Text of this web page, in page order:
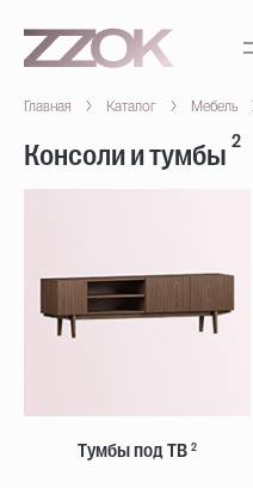
Главная Каталог Мебель
Консоли и тумбы 2
Тумбы под ТВ 2